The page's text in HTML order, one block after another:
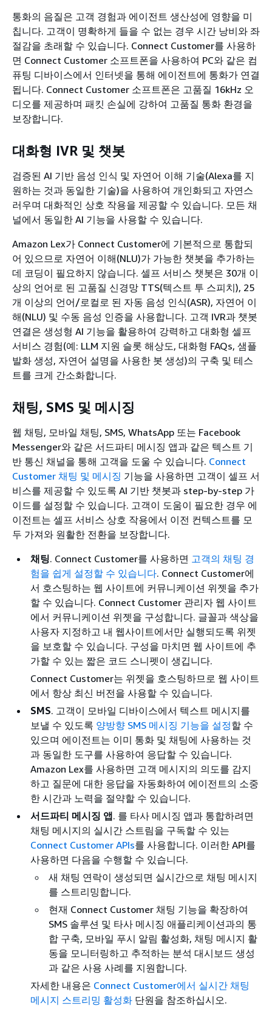
통화의 음질은 고객 경험과 에이전트 생산성에 영향을 미
칩니다. 고객이 명확하게 들을 수 없는 경우 시간 낭비와 좌
절감을 초래할 수 있습니다. Connect Customer를 사용하
면 Connect Customer 소프트폰을 사용하여 PC와 같은 컴
퓨팅 디바이스에서 인터넷을 통해 에이전트에 통화가 연결
됩니다. Connect Customer 소프트폰은 고품질 16kHz 오
디오를 제공하며 패킷 손실에 강하여 고품질 통화 환경을
보장합니다.
대화형 IVR 및 챗봇
검증된 AI 기반 음성 인식 및 자연어 이해 기술(Alexa를 지
원하는 것과 동일한 기술)을 사용하여 개인화되고 자연스
러우며 대화적인 상호 작용을 제공할 수 있습니다. 모든 채
널에서 동일한 AI 기능을 사용할 수 있습니다.
Amazon Lex가 Connect Customer에 기본적으로 통합되
어 있으므로 자연어 이해(NLU)가 가능한 챗봇을 추가하는
데 코딩이 필요하지 않습니다. 셀프 서비스 챗봇은 30개 이
상의 언어로 된 고품질 신경망 TTS(텍스트 투 스피치), 25
개 이상의 언어/로컬로 된 자동 음성 인식(ASR), 자연어 이
해(NLU) 및 수동 음성 인증을 사용합니다. 고객 IVR과 챗봇
연결은 생성형 AI 기능을 활용하여 강력하고 대화형 셀프
서비스 경험(예: LLM 지원 슬롯 해상도, 대화형 FAQs, 샘플
발화 생성, 자연어 설명을 사용한 봇 생성)의 구축 및 테스
트를 크게 간소화합니다.
채팅, SMS 및 메시징
웹 채팅, 모바일 채팅, SMS, WhatsApp 또는 Facebook
Messenger와 같은 서드파티 메시징 앱과 같은 텍스트 기
반 통신 채널을 통해 고객을 도울 수 있습니다. Connect
Customer 채팅 및 메시징 기능을 사용하면 고객이 셀프 서
비스를 제공할 수 있도록 AI 기반 챗봇과 step-by-step 가
이드를 설정할 수 있습니다. 고객이 도움이 필요한 경우 에
이전트는 셀프 서비스 상호 작용에서 이전 컨텍스트를 모
두 가져와 원활한 전환을 보장합니다.
채팅. Connect Customer를 사용하면 고객의 채팅 경
험을 쉽게 설정할 수 있습니다. Connect Customer에
서 호스팅하는 웹 사이트에 커뮤니케이션 위젯을 추가
할 수 있습니다. Connect Customer 관리자 웹 사이트
에서 커뮤니케이션 위젯을 구성합니다. 글꼴과 색상을
사용자 지정하고 내 웹사이트에서만 실행되도록 위젯
을 보호할 수 있습니다. 구성을 마치면 웹 사이트에 추
가할 수 있는 짧은 코드 스니펫이 생깁니다.
Connect Customer는 위젯을 호스팅하므로 웹 사이트
에서 항상 최신 버전을 사용할 수 있습니다.
SMS. 고객이 모바일 디바이스에서 텍스트 메시지를
보낼 수 있도록 양방향 SMS 메시징 기능을 설정할 수
있으며 에이전트는 이미 통화 및 채팅에 사용하는 것
과 동일한 도구를 사용하여 응답할 수 있습니다.
Amazon Lex를 사용하면 고객 메시지의 의도를 감지
하고 질문에 대한 응답을 자동화하여 에이전트의 소중
한 시간과 노력을 절약할 수 있습니다.
서드파티 메시징 앱. 를 타사 메시징 앱과 통합하려면
채팅 메시지의 실시간 스트림을 구독할 수 있는
Connect Customer APIs를 사용합니다. 이러한 API를
사용하면 다음을 수행할 수 있습니다.
새 채팅 연락이 생성되면 실시간으로 채팅 메시지
를 스트리밍합니다.
현재 Connect Customer 채팅 기능을 확장하여
SMS 솔루션 및 타사 메시징 애플리케이션과의 통
합 구축, 모바일 푸시 알림 활성화, 채팅 메시지 활
동을 모니터링하고 추적하는 분석 대시보드 생성
과 같은 사용 사례를 지원합니다.
자세한 내용은 Connect Customer에서 실시간 채팅
메시지 스트리밍 활성화 단원을 참조하십시오.